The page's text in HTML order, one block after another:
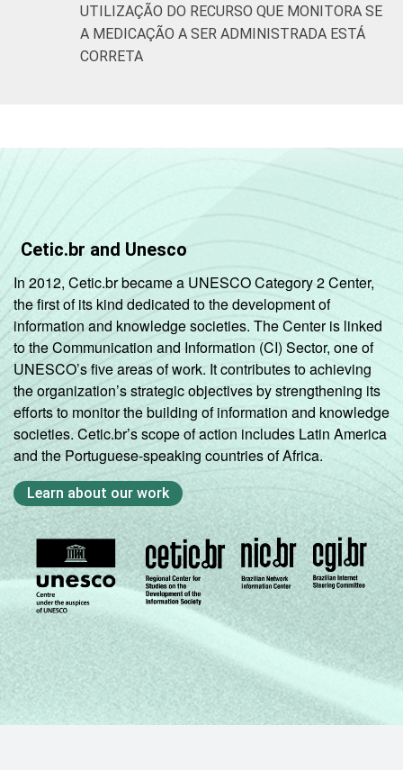
UTILIZAÇÃO DO RECURSO QUE MONITORA SE
A MEDICAÇÃO A SER ADMINISTRADA ESTÁ
CORRETA
Cetic.br and Unesco
In 2012, Cetic.br became a UNESCO Category 2 Center,
the first of its kind dedicated to the development of
information and knowledge societies. The Center is linked
to the Communication and Information (CI) Sector, one of
UNESCO’s five areas of work. It contributes to achieving
the organization’s strategic objectives by strengthening its
efforts to monitor the building of information and knowledge
societies. Cetic.br’s scope of action includes Latin America
and the Portuguese-speaking countries of Africa.
Learn about our work